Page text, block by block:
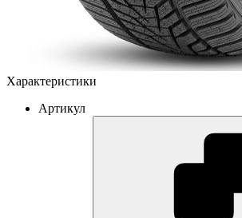
Характеристики
Артикул